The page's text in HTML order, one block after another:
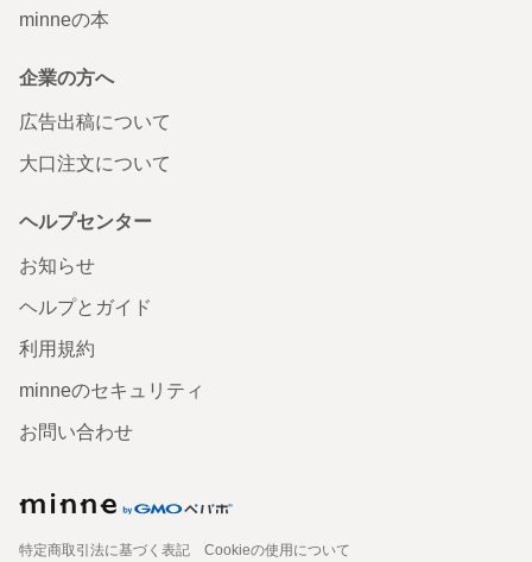
minneの本
企業の方へ
広告出稿について
大口注文について
ヘルプセンター
お知らせ
ヘルプとガイド
利用規約
minneのセキュリティ
お問い合わせ
特定商取引法に基づく表記
Cookieの使用について